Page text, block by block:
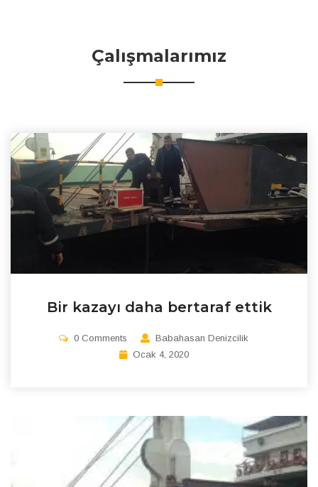
Çalışmalarımız
Bir kazayı daha bertaraf ettik
0 Comments
Babahasan Denizcilik
Ocak 4, 2020